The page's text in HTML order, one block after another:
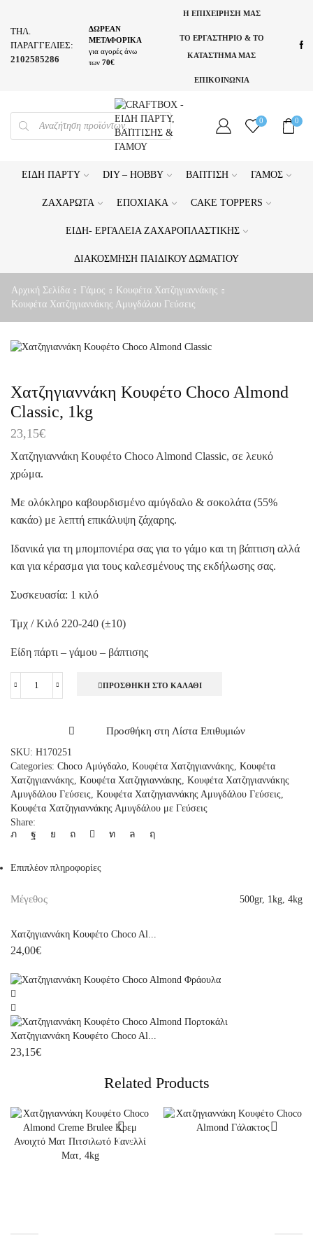
ΤΗΛ.
ΠΑΡΑΓΓΕΛΙΕΣ:
2102585286
ΔΩΡΕΑΝ
ΜΕΤΑΦΟΡΙΚΑ
για αγορές άνω
των 70€
Η ΕΠΙΧΕΙΡΗΣΗ ΜΑΣ
ΤΟ ΕΡΓΑΣΤΗΡΙΟ & ΤΟ
ΚΑΤΑΣΤΗΜΑ ΜΑΣ
ΕΠΙΚΟΙΝΩΝΙΑ
PRODUCTS
SEARCH
0 0
ΕΊΔΗ ΠΆΡΤΥ DIY – HOBBY ΒΆΠΤΙΣΗ ΓΆΜΟΣ
ΖΑΧΑΡΩΤΆ ΕΠΟΧΙΑΚΆ CAKE TOPPERS
ΕΊΔΗ- ΕΡΓΑΛΕΊΑ ΖΑΧΑΡΟΠΛΑΣΤΙΚΉΣ
ΔΙΑΚΌΣΜΗΣΗ ΠΑΙΔΙΚΟΎ ΔΩΜΑΤΊΟΥ
Αρχική Σελίδα Γάμος
Κουφέτα Χατζηγιαννάκης
Κουφέτα Χατζηγιαννάκης Αμυγδάλου Γεύσεις
Χατζηγιαννάκη Κουφέτο Choco Almond
Classic, 1kg
23,15€
Χατζηγιαννάκη Κουφέτο Choco Almond Classic, σε λευκό
χρώμα.
Με ολόκληρο καβουρδισμένο αμύγδαλο & σοκολάτα (55%
κακάο) με λεπτή επικάλυψη ζάχαρης.
Ιδανικά για τη μπομπονιέρα σας για το γάμο και τη βάπτιση αλλά
και για κέρασμα για τους καλεσμένους της εκδήλωσης σας.
Συσκευασία: 1 κιλό
Τμχ / Κιλό 220-240 (±10)
Είδη πάρτι – γάμου – βάπτισης
Χατζηγιαννάκη
Classic,
1kg
ποσότητα
ΠΡΟΣΘΉΚΗ ΣΤΟ ΚΑΛΆΘΙ
Προσθήκη στη Λίστα Επιθυμιών
SKU: H170251
Categories: Choco Αμύγδαλο, Κουφέτα Χατζηγιαννάκης, Κουφέτα
Χατζηγιαννάκης, Κουφέτα Χατζηγιαννάκης, Κουφέτα Χατζηγιαννάκης
Αμυγδάλου Γεύσεις, Κουφέτα Χατζηγιαννάκης Αμυγδάλου Γεύσεις,
Κουφέτα Χατζηγιαννάκης Αμυγδάλου με Γεύσεις
Share:
Επιπλέον πληροφορίες
Μέγεθος 500gr, 1kg, 4kg
Χατζηγιαννάκη Κουφέτο Choco Al...
24,00€
Χατζηγιαννάκη Κουφέτο Choco Al...
23,15€
Related Products